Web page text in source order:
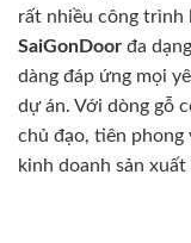
rất nhiều công trình
SaiGonDoor đa
dàng đáp ứng mọi
dự án. Với dòng gỗ
chủ đạo, tiên
kinh doanh sản xuất